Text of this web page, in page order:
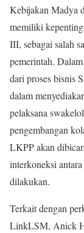
Kebijakan Madya
memiliki
III, sebagai salah
pemerintah.
dari proses bisnis
dalam
pelaksana
pengembangan
LKPP akan
interkoneksi
dilakukan.
Terkait dengan
LinkLSM, Anick